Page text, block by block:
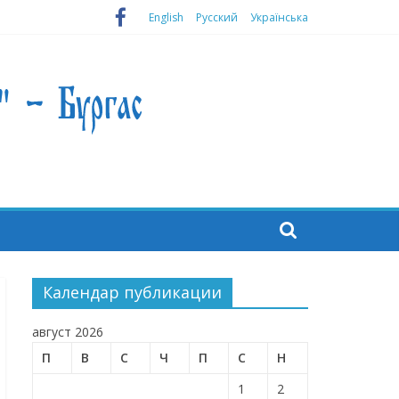
English Русский Українська
Календар публикации
август 2026
П
В С Ч П С
Н
1
2